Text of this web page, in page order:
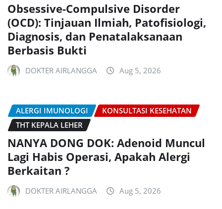
Obsessive-Compulsive Disorder
(OCD): Tinjauan Ilmiah, Patofisiologi,
Diagnosis, dan Penatalaksanaan
Berbasis Bukti
DOKTER AIRLANGGA Aug 5, 2026
ALERGI IMUNOLOGI
KONSULTASI KESEHATAN
THT KEPALA LEHER
NANYA DONG DOK: Adenoid Muncul
Lagi Habis Operasi, Apakah Alergi
Berkaitan ?
DOKTER AIRLANGGA Aug 5, 2026